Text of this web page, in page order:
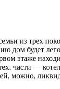
из трех
дом будет
этаже
части —
можно,